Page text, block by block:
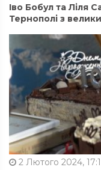
Іво Бобул та Ліля
Тернополі з
2 Лютого 2024,